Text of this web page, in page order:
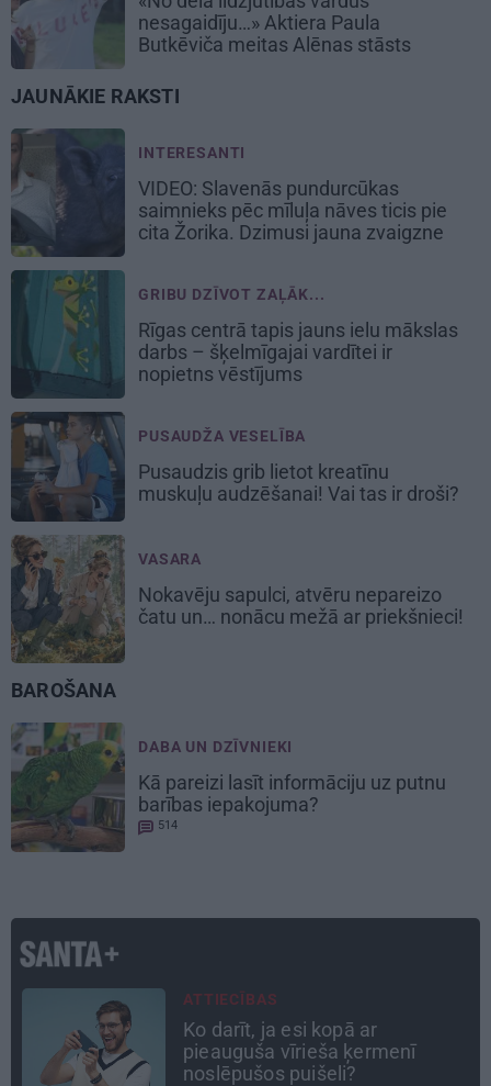
nesagaidīju…» Aktiera Paula
Butkēviča meitas Alēnas stāsts
JAUNĀKIE RAKSTI
INTERESANTI
VIDEO: Slavenās pundurcūkas
saimnieks pēc mīluļa nāves ticis pie
cita Žorika. Dzimusi jauna zvaigzne
GRIBU DZĪVOT ZAĻĀK...
Rīgas centrā tapis jauns ielu mākslas
darbs – šķelmīgajai vardītei ir
nopietns vēstījums
PUSAUDŽA VESELĪBA
Pusaudzis grib lietot kreatīnu
muskuļu audzēšanai! Vai tas ir droši?
VASARA
Nokavēju sapulci, atvēru nepareizo
čatu un… nonācu mežā ar priekšnieci!
BAROŠANA
DABA UN DZĪVNIEKI
Kā pareizi lasīt informāciju uz putnu
barības iepakojuma?
514
PERSONĪBAS
Noklusētās dzimtas saites,
attiecības ar brāli un 7. bērns kā
brīnums: atklāta saruna ar Andri